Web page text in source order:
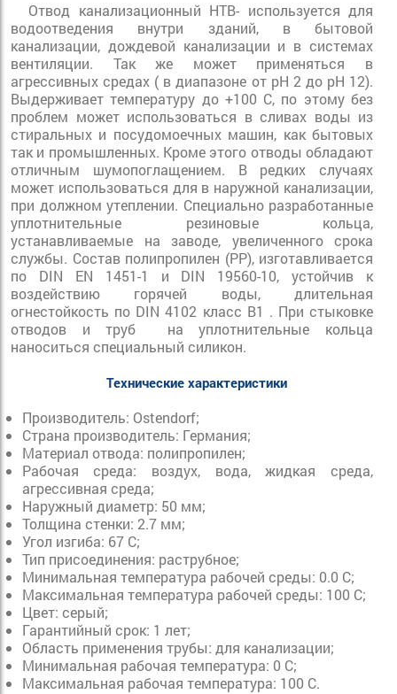
Отвод канализационный HTB- используется для
водоотведения внутри зданий, в бытовой
канализации, дождевой канализации и в системах
вентиляции. Так же может применяться в
агрессивных средах ( в диапазоне от pH 2 до pH 12).
Выдерживает температуру до +100 С, по этому без
проблем может использоваться в сливах воды из
стиральных и посудомоечных машин, как бытовых
так и промышленных. Кроме этого отводы обладают
отличным шумопоглащением. В редких случаях
может использоваться для в наружной канализации,
при должном утеплении. Специально разработанные
уплотнительные резиновые кольца,
устанавливаемые на заводе, увеличенного срока
службы. Состав полипропилен (PP), изготавливается
по DIN EN 1451-1 и DIN 19560-10, устойчив к
воздействию горячей воды, длительная
огнестойкость по DIN 4102 класс B1 . При стыковке
отводов и труб на уплотнительные кольца
наноситься специальный силикон.
Технические характеристики
Производитель: Ostendorf;
Страна производитель: Германия;
Материал отвода: полипропилен;
Рабочая среда: воздух, вода, жидкая среда,
агрессивная среда;
Наружный диаметр: 50 мм;
Толщина стенки: 2.7 мм;
Угол изгиба: 67 С;
Тип присоединения: раструбное;
Минимальная температура рабочей среды: 0.0 С;
Максимальная температура рабочей среды: 100 С;
Цвет: серый;
Гарантийный срок: 1 лет;
Область применения трубы: для канализации;
Минимальная рабочая температура: 0 С;
Максимальная рабочая температура: 100 С.